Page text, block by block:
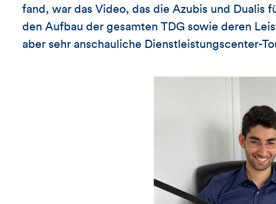
fand, war das Video, das die Azubis und Dualis
den Aufbau der gesamten TDG sowie deren
aber sehr anschauliche Dienstleistungscenter-